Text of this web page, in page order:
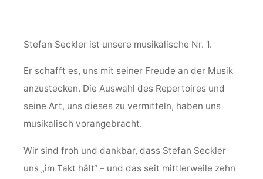
Stefan Seckler ist unsere musikalische Nr. 1.
Er schafft es, uns mit seiner Freude an der Musik
anzustecken. Die Auswahl des Repertoires und
seine Art, uns dieses zu vermitteln, haben uns
musikalisch vorangebracht.
Wir sind froh und dankbar, dass Stefan Seckler
uns „im Takt hält“ – und das seit mittlerweile zehn